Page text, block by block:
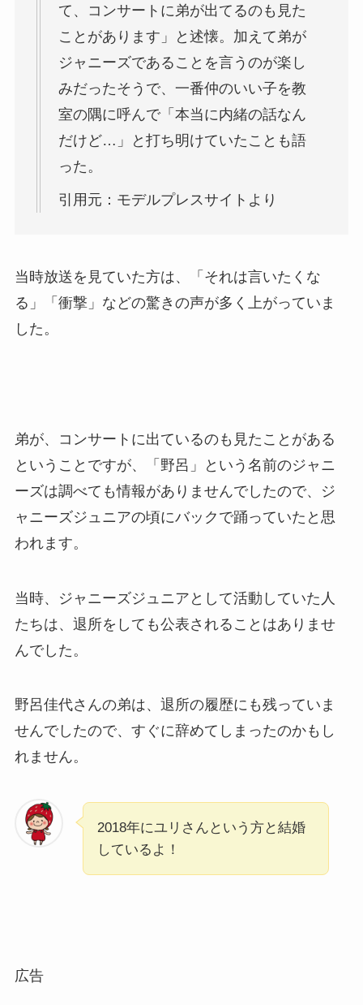
て、コンサートに弟が出てるのも見た
ことがあります」と述懐。加えて弟が
ジャニーズであることを言うのが楽し
みだったそうで、一番仲のいい子を教
室の隅に呼んで「本当に内緒の話なん
だけど…」と打ち明けていたことも語
った。
引用元：モデルプレスサイトより
当時放送を見ていた方は、「それは言いたくな
る」「衝撃」などの驚きの声が多く上がっていま
した。
弟が、コンサートに出ているのも見たことがある
ということですが、「野呂」という名前のジャニ
ーズは調べても情報がありませんでしたので、ジ
ャニーズジュニアの頃にバックで踊っていたと思
われます。
当時、ジャニーズジュニアとして活動していた人
たちは、退所をしても公表されることはありませ
んでした。
野呂佳代さんの弟は、退所の履歴にも残っていま
せんでしたので、すぐに辞めてしまったのかもし
れません。
2018年にユリさんという方と結婚
しているよ！
広告